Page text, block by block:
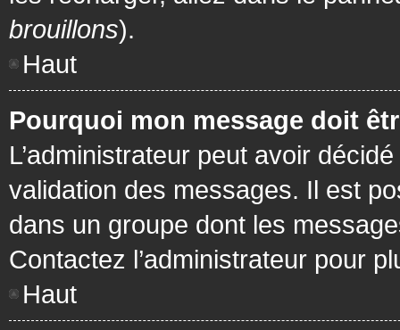
brouillons).
Haut
Pourquoi mon message doit
L’administrateur peut avoir
validation des messages. Il est
dans un groupe dont les
Contactez l’administrateur pour
Haut